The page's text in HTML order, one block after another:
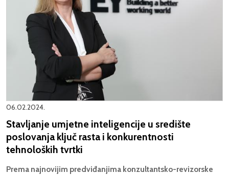
06.02.2024.
Stavljanje umjetne inteligencije u središte
poslovanja ključ rasta i konkurentnosti
tehnoloških tvrtki
Prema najnovijim predviđanjima konzultantsko-revizorske